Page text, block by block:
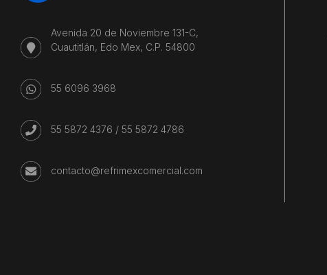
Avenida 20 de Noviembre 131-C,
Cuautitlán, Edo Mex, C.P. 54800
55 6096 3968
55 5872 4376 / 55 5872 4786
contacto@refrimexcomercial.com